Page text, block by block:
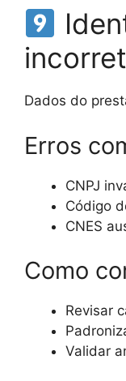
Dados do
Erros
CNPJ
Código
CNES
Como
Revisar
Validar